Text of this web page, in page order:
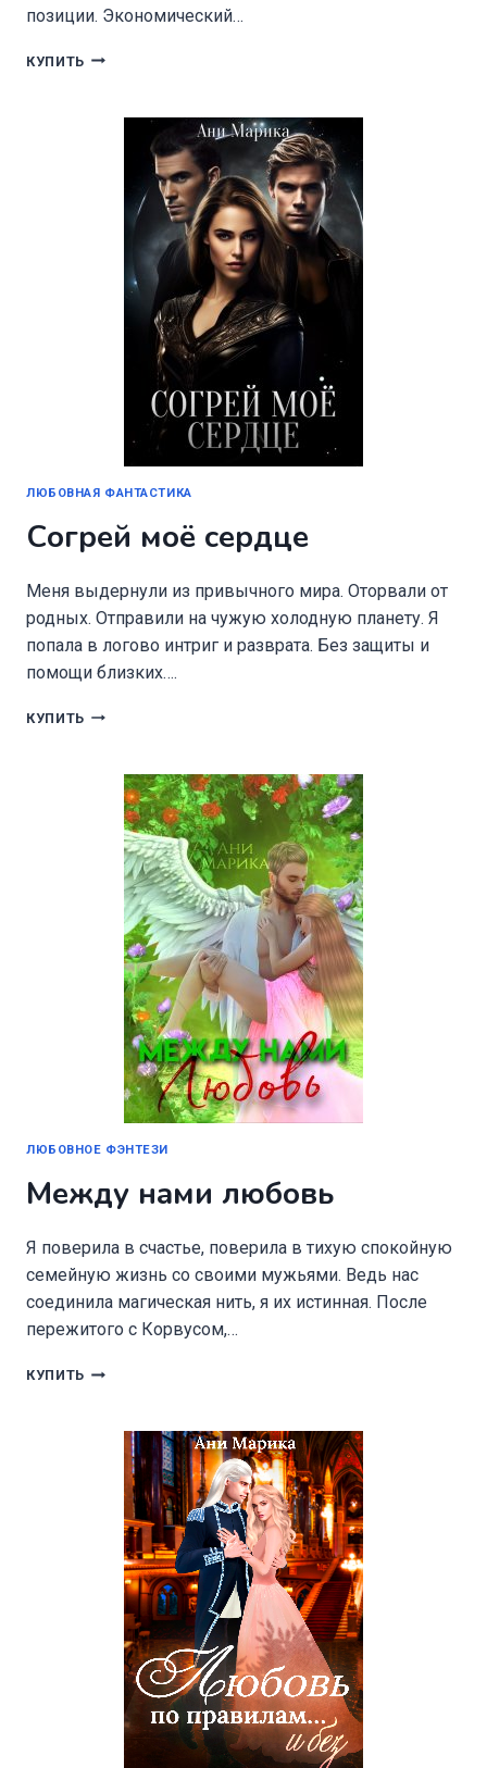
позиции. Экономический…
КУПИТЬ В
ЛЮБОВНАЯ ФАНТАСТИКА
Согрей моё сердце
Меня выдернули из привычного мира. Оторвали от
родных. Отправили на чужую холодную планету. Я
попала в логово интриг и разврата. Без защиты и
помощи близких….
КУПИТЬ СОГРЕЙ
ЛЮБОВНОЕ ФЭНТЕЗИ
Между нами любовь
Я поверила в счастье, поверила в тихую спокойную
семейную жизнь со своими мужьями. Ведь нас
соединила магическая нить, я их истинная. После
пережитого с Корвусом,…
КУПИТЬ МЕЖДУ